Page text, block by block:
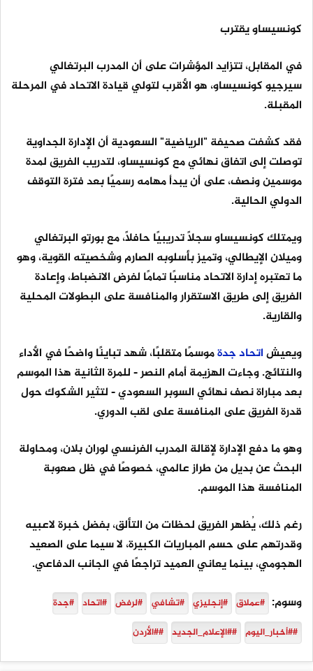
كونسيساو يقترب
في المقابل، تتزايد المؤشرات على أن المدرب البرتغالي
سيرجيو كونسيساو، هو الأقرب لتولي قيادة الاتحاد في المرحلة
المقبلة.
فقد كشفت صحيفة "الرياضية" السعودية أن الإدارة الجداوية
توصلت إلى اتفاق نهائي مع كونسيساو، لتدريب الفريق لمدة
موسمين ونصف، على أن يبدأ مهامه رسميًا بعد فترة التوقف
الدولي الحالية.
ويمتلك كونسيساو سجلًا تدريبيًا حافلًا، مع بورتو البرتغالي
وميلان الإيطالي، وتميز بأسلوبه الصارم وشخصيته القوية، وهو
ما تعتبره إدارة الاتحاد مناسبًا تمامًا لفرض الانضباط، وإعادة
الفريق إلى طريق الاستقرار والمنافسة على البطولات المحلية
والقارية.
ويعيشاتحادجدةموسمًا متقلبًا، شهد تباينًا واضحًا في الأداء
والنتائج. وجاءت الهزيمة أمام النصر - للمرة الثانية هذا الموسم
بعد مباراة نصف نهائي السوبر السعودي - لتثير الشكوك حول
قدرة الفريق على المنافسة على لقب الدوري.
وهو ما دفع الإدارة لإقالة المدرب الفرنسي لوران بلان، ومحاولة
البحث عن بديل من طراز عالمي، خصوصًا في ظل صعوبة
المنافسة هذا الموسم.
رغم ذلك، يُظهر الفريق لحظات من التألق، بفضل خبرة لاعبيه
وقدرتهم على حسم المباريات الكبيرة، لا سيما على الصعيد
الهجومي، بينما يعاني العميد تراجعًا في الجانب الدفاعي.
وسوم: #عملاق #إنجليزي #تشافي #لرفض #اتحاد #جدة
##أخبار_اليوم ##الإعلام_الجديد ##الأردن